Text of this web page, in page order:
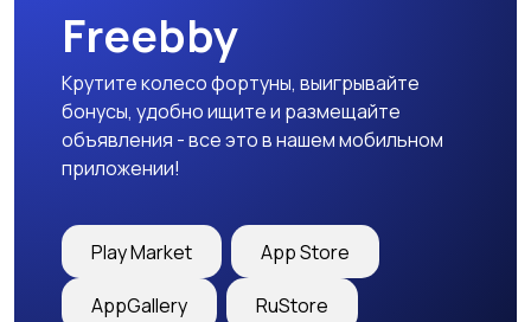
Freebby
Крутите колесо фортуны, выигрывайте
бонусы, удобно ищите и размещайте
объявления - все это в нашем мобильном
приложении!
Play Market App Store
AppGallery RuStore